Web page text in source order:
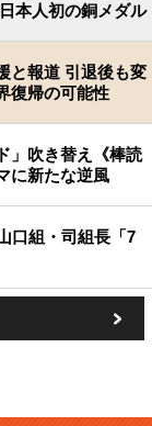
本人初の銅メダル
と報道 引退後も変
復帰の可能性
」吹き替え《棒読
に新たな逆風
口組・司組長「7